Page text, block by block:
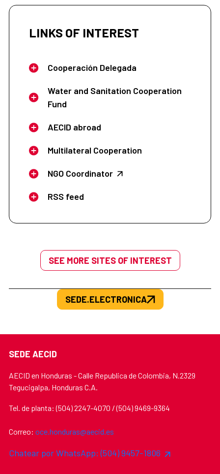
LINKS OF INTEREST
Cooperación Delegada
Water and Sanitation Cooperation
Fund
AECID abroad
Multilateral Cooperation
NGO Coordinator
RSS feed
SEE MORE SITES OF INTEREST
SEDE.ELECTRONICA
SEDE AECID
AECID en Honduras - Calle Republica de Colombia, N.2329
Tegucigalpa, Honduras C.A.
Tel. de planta: (504) 2247-4070 / (504) 9469-9364
Correo: oce.honduras@aecid.es
Chatear por WhatsApp: (504) 9457-1806